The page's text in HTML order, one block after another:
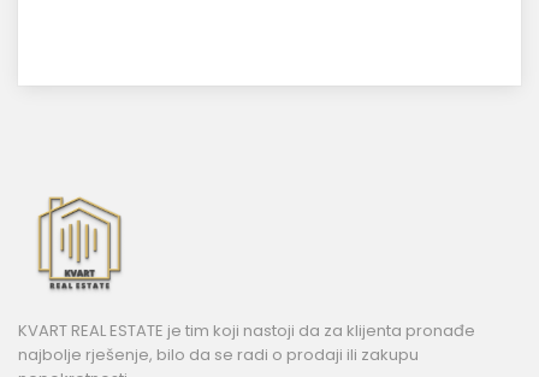
KVART REAL ESTATE je tim koji nastoji da za klijenta pronađe
najbolje rješenje, bilo da se radi o prodaji ili zakupu